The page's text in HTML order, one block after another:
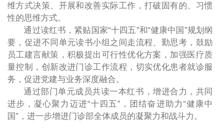
维方式决策、开展和改善实际工作，打破固有的、习惯
性的思维方式。
通过读红书，紧贴国家“十四五”和“健康中国”规划纲
要，促进不同单元读书小组之间走流程、勤思考，鼓励
员工建言献策，积极提出可行性优化方案，加强医疗质
量控制，创新改进门诊工作流程，切实优化患者就诊服
务，促进党建与业务深度融合。
通过部门单元成员共读一本红书，增进合力，共同
进步，凝心聚力迈进“十四五”，团结奋进助力“健康中
国”，进一步增进门诊部全体成员的凝聚力和战斗力。